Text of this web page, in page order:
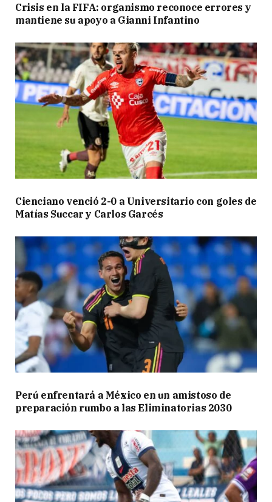
Crisis en la FIFA: organismo reconoce errores y
mantiene su apoyo a Gianni Infantino
Cienciano venció 2-0 a Universitario con goles de
Matías Succar y Carlos Garcés
Perú enfrentará a México en un amistoso de
preparación rumbo a las Eliminatorias 2030